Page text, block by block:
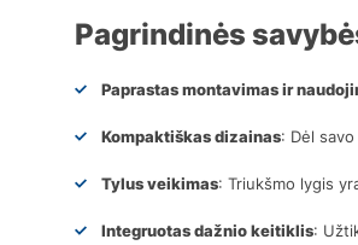
Pagrindinės
Paprastas montavimas ir
Kompaktiškas dizainas: Dėl
Tylus veikimas: Triukšmo lygis
Integruotas dažnio keitiklis: